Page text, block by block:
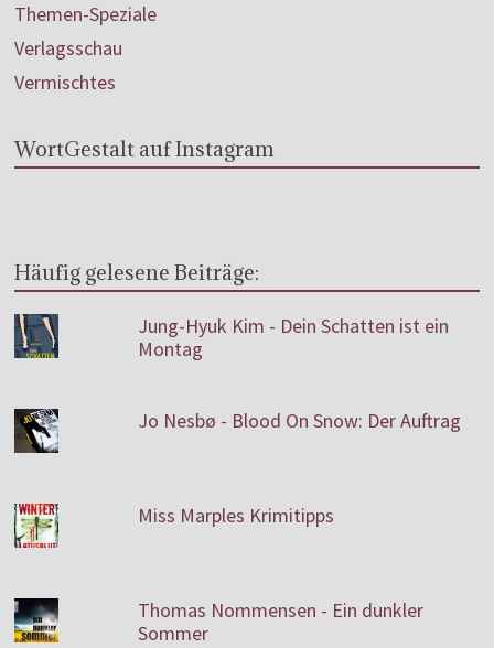
Themen-Speziale
Verlagsschau
Vermischtes
WortGestalt auf Instagram
Häufig gelesene Beiträge:
Jung-Hyuk Kim - Dein Schatten ist ein
Montag
Jo Nesbø - Blood On Snow: Der Auftrag
Miss Marples Krimitipps
Thomas Nommensen - Ein dunkler
Sommer